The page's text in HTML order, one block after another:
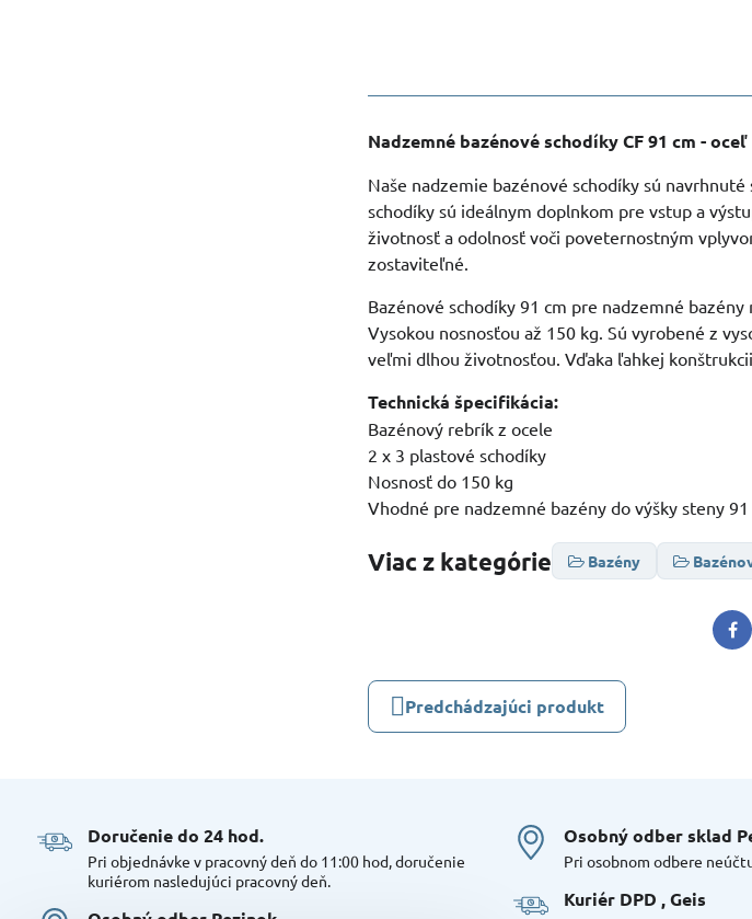
Nadzemné bazénové schodíky CF 91 cm - oceľ
Naše nadzemie bazénové schodíky sú
schodíky sú ideálnym doplnkom pre vstup a
životnosť a odolnosť voči poveternostným
zostaviteľné.
Bazénové schodíky 91 cm pre nadzemné
Vysokou nosnosťou až 150 kg. Sú vyrobené z
veľmi dlhou životnosťou. Vďaka ľahkej
Technická špecifikácia:
Bazénový rebrík z ocele
2 x 3 plastové schodíky
Nosnosť do 150 kg
Vhodné pre nadzemné bazény do výšky steny 91
Viac z kategórie Bazény
Predchádzajúci produkt
Doručenie do 24 hod​.
Pri objednávke v pracovný deň do 11:00 hod, doručenie
kuriérom nasledujúci pracovný deň.
Osobný odber sklad
Pri osobnom odbere
Kuriér DPD , Geis